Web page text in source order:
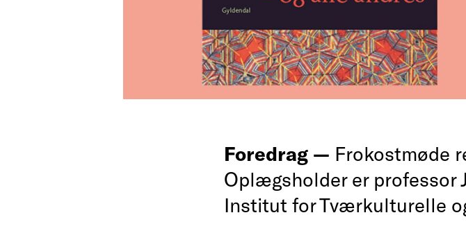
Foredrag — Frokostmøde
Oplægsholder er professor
Institut for Tværkulturelle